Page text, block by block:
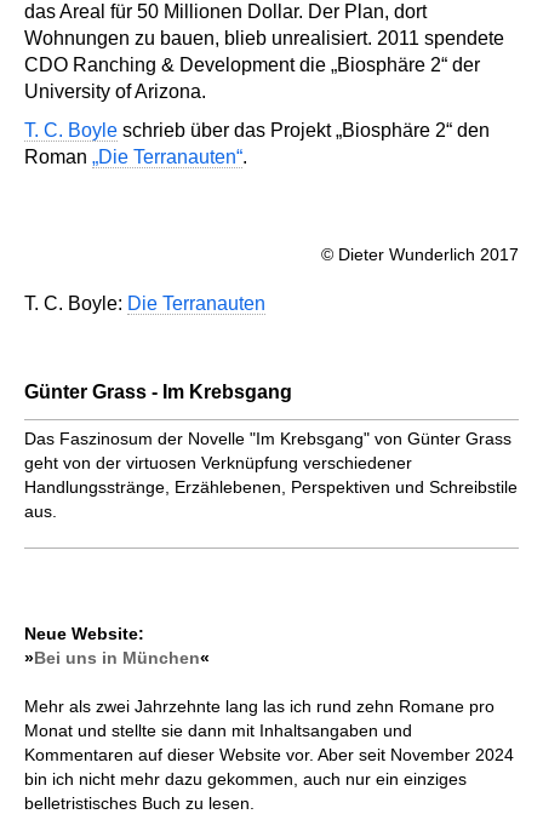
das Areal für 50 Millionen Dollar. Der Plan, dort
Wohnungen zu bauen, blieb unrealisiert. 2011 spendete
CDO Ranching & Development die „Biosphäre 2“ der
University of Arizona.
T. C. Boyle schrieb über das Projekt „Biosphäre 2“ den
Roman „Die Terranauten“.
© Dieter Wunderlich 2017
T. C. Boyle: Die Terranauten
Günter Grass - Im Krebsgang
Das Faszinosum der Novelle "Im Krebsgang" von Günter Grass
geht von der virtuosen Verknüpfung verschiedener
Handlungsstränge, Erzählebenen, Perspektiven und Schreibstile
aus.
Neue Website:
»Bei uns in München«
Mehr als zwei Jahrzehnte lang las ich rund zehn Romane pro
Monat und stellte sie dann mit Inhaltsangaben und
Kommentaren auf dieser Website vor. Aber seit November 2024
bin ich nicht mehr dazu gekommen, auch nur ein einziges
belletristisches Buch zu lesen.